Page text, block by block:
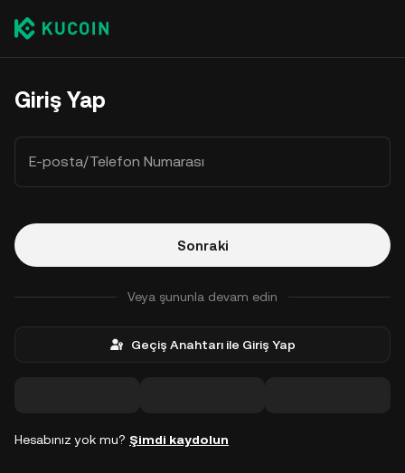
Giriş Yap
E-posta/Telefon Numarası
Sonraki
Veya şununla devam edin
Geçiş Anahtarı ile Giriş Yap
Hesabınız yok mu? Şimdi kaydolun